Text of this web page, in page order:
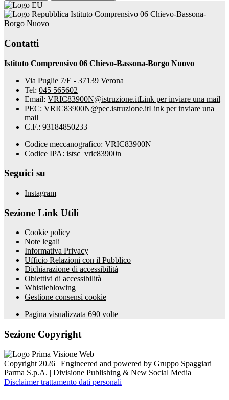
Istituto Comprensivo 06 Chievo-Bassona-
Borgo Nuovo
Contatti
Istituto Comprensivo 06 Chievo-Bassona-Borgo Nuovo
Via Puglie 7/E - 37139 Verona
Tel: 045 565602
Email: VRIC83900N@istruzione.itLink per inviare una mail
PEC: VRIC83900N@pec.istruzione.itLink per inviare una
mail
C.F.: 93184850233
Codice meccanografico: VRIC83900N
Codice IPA: istsc_vric83900n
Seguici su
Instagram
Sezione Link Utili
Cookie policy
Note legali
Informativa Privacy
Ufficio Relazioni con il Pubblico
Dichiarazione di accessibilità
Obiettivi di accessibilità
Whistleblowing
Gestione consensi cookie
Pagina visualizzata 690 volte
Sezione Copyright
Copyright 2026 | Engineered and powered by Gruppo Spaggiari
Parma S.p.A. | Divisione Publishing & New Social Media
Disclaimer trattamento dati personali